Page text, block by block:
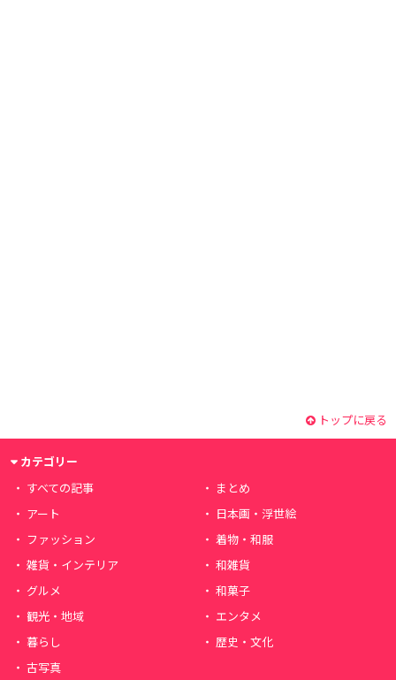
トップに戻る
カテゴリー
すべての記事
まとめ
アート
日本画・浮世絵
ファッション
着物・和服
雑貨・インテリア
和雑貨
グルメ
和菓子
観光・地域
エンタメ
暮らし
歴史・文化
古写真